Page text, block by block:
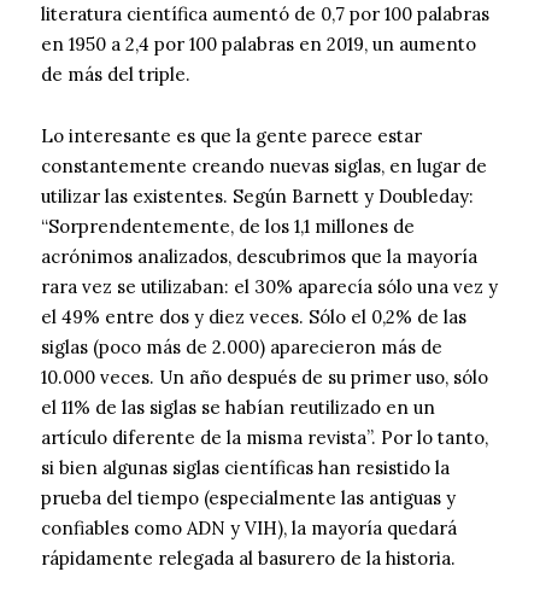
literatura científica aumentó de 0,7 por 100 palabras
en 1950 a 2,4 por 100 palabras en 2019, un aumento
de más del triple.
Lo interesante es que la gente parece estar
constantemente creando nuevas siglas, en lugar de
utilizar las existentes. Según Barnett y Doubleday:
“Sorprendentemente, de los 1,1 millones de
acrónimos analizados, descubrimos que la mayoría
rara vez se utilizaban: el 30% aparecía sólo una vez y
el 49% entre dos y diez veces. Sólo el 0,2% de las
siglas (poco más de 2.000) aparecieron más de
10.000 veces. Un año después de su primer uso, sólo
el 11% de las siglas se habían reutilizado en un
artículo diferente de la misma revista”. Por lo tanto,
si bien algunas siglas científicas han resistido la
prueba del tiempo (especialmente las antiguas y
confiables como ADN y VIH), la mayoría quedará
rápidamente relegada al basurero de la historia.